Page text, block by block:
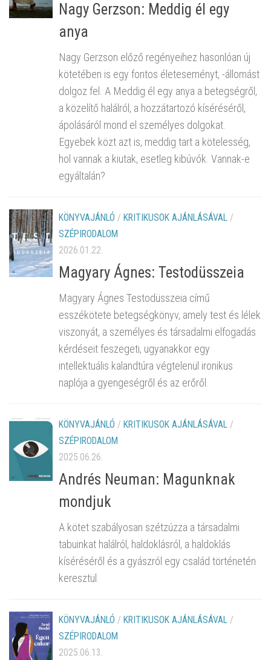
Nagy Gerzson: Meddig él egy
anya
Nagy Gerzson előző regényeihez hasonlóan új
kötetében is egy fontos életeseményt, -állomást
dolgoz fel. A Meddig él egy anya a betegségről,
a közelítő halálról, a hozzátartozó kíséréséről,
ápolásáról mond el személyes dolgokat.
Egyebek közt azt is, meddig tart a kötelesség,
hol vannak a kiutak, esetleg kibúvók. Vannak-e
egyáltalán?
KÖNYVAJÁNLÓ / KRITIKUSOK AJÁNLÁSÁVAL /
SZÉPIRODALOM
2026.01.22.
Magyary Ágnes: Testodüsszeia
Magyary Ágnes Testodüsszeia című
esszékötete betegségkönyv, amely test és lélek
viszonyát, a személyes és társadalmi elfogadás
kérdéseit feszegeti, ugyanakkor egy
intellektuális kalandtúra végtelenül ironikus
naplója a gyengeségről és az erőről.
KÖNYVAJÁNLÓ / KRITIKUSOK AJÁNLÁSÁVAL /
SZÉPIRODALOM
2025.06.26.
Andrés Neuman: Magunknak
mondjuk
A kötet szabályosan szétzúzza a társadalmi
tabuinkat halálról, haldoklásról, a haldoklás
kíséréséről és a gyászról egy család történetén
keresztül.
KÖNYVAJÁNLÓ / KRITIKUSOK AJÁNLÁSÁVAL /
SZÉPIRODALOM
2025.06.13.